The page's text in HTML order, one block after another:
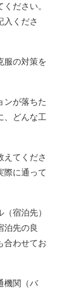
ださい。
入くださ
服の対策を
ンが落ちた
、どんな工
えてくださ
際に通って
宿泊先）
泊先の良
合わせてお
機関（バ